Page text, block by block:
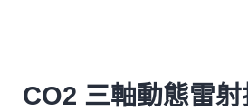
CO2 三軸動態雷